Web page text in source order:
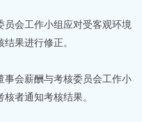
员会工作小组应对受客观环境
果进行修正。
事会薪酬与考核委员会工作小
者通知考核结果。